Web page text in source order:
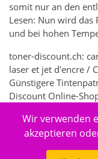
somit nur an den
Lesen: Nun wird
und bei hohen
toner-discount.ch:
laser et jet d'encre /
Günstigere
Discount Online-
5261 - Elektronik >
Zubehör Drucker,
Wir verwenden
akzeptieren